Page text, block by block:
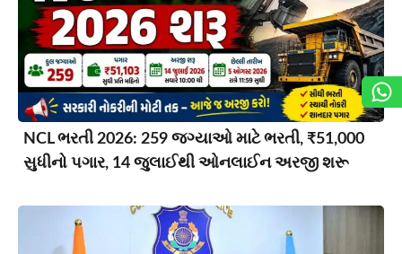
NCL ભરતી 2026: 259 જગ્યાઓ માટે ભરતી, ₹51,000
સુધીનો પગાર, 14 જુલાઈથી ઓનલાઈન અરજી શરૂ